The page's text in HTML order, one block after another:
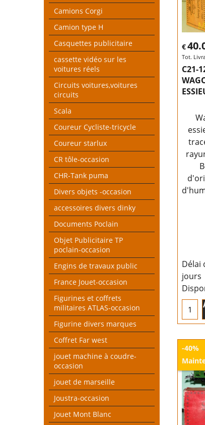
Camions Corgi
Camion type H
Casquettes publicitaire
cassette vidéo sur les
voitures réels
Circuits voitures,voitures
circuits
Scala
Coureur Cycliste-tricycle
Coureur starlux
CR tôle-occasion
CHR-Tank puma
Divers objets -occasion
accessoires divers dinky
Documents Poclain
Objet Publicitaire TP
poclain-occasion
Engins de travaux public
France Jouet-occasion
Figurines et coffrets
militaires ATLAS-occasion
Figurine divers marques
Coffret Far west
jouet machine à coudre-
occasion
jouet de marseille
Joustra-occasion
Jouet Mont Blanc
€
Tot.
C21-
Délai
jours
-40%